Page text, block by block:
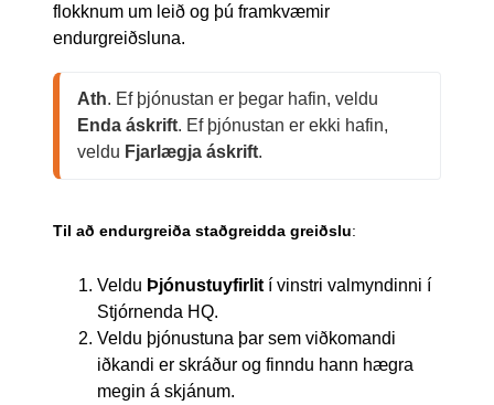
flokknum um leið og þú framkvæmir
endurgreiðsluna.
Ath
Enda áskrift. Ef þjónustan er ekki hafin,
veldu Fjarlægja áskrift.
Til að endurgreiða staðgreidda greiðslu:
Veldu Þjónustuyfirlit í vinstri valmyndinni í
Stjórnenda HQ.
Veldu þjónustuna þar sem viðkomandi
iðkandi er skráður og finndu hann hægra
megin á skjánum.